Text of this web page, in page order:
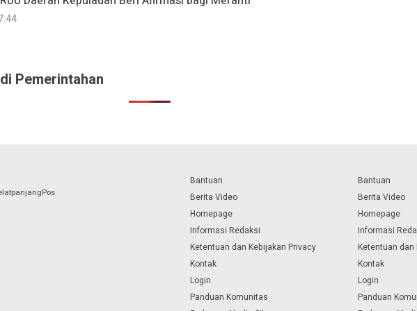
Pemerintahan
Bantuan
Berita Video
Homepage
Informasi Redaksi
Ketentuan dan Kebijakan Privacy
Kontak
Login
Panduan Komunitas
Bantuan
Berita Video
Homepage
Informasi
Ketentuan dan
Kontak
Login
Panduan